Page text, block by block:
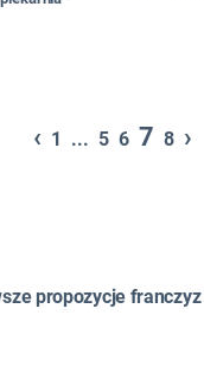
‹ 1 ... 5 6 7 8 ›
propozycje franczyz